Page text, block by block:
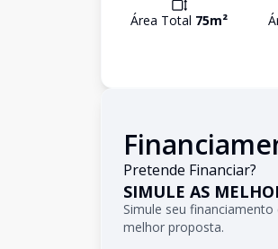
Área Total 75m²
Pretende Financiar?
SIMULE AS
Simule seu
melhor proposta.